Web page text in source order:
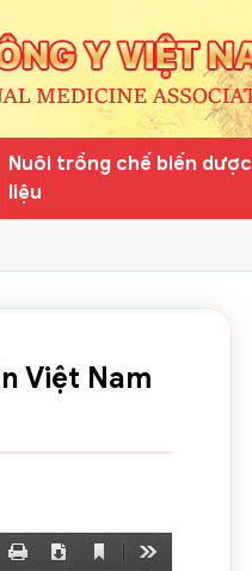
Nuôi trồng chế biến dược
liệu
Việt Nam